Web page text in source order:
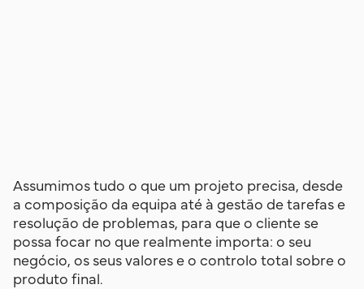
Assumimos tudo o que um projeto precisa, desde
a composição da equipa até à gestão de tarefas e
resolução de problemas, para que o cliente se
possa focar no que realmente importa: o seu
negócio, os seus valores e o controlo total sobre o
produto final.